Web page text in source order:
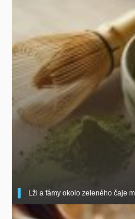
Lži a fámy okolo zeleného čaje